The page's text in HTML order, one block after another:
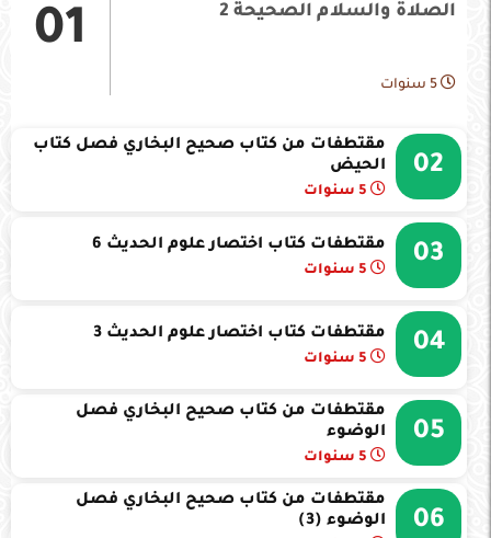
الصلاة والسلام الصحيحة 2
01
02
مقتطفات من كتاب صحيح البخاري فصل كتاب
الحيض
03 مقتطفات كتاب اختصار علوم الحديث 6
04 مقتطفات كتاب اختصار علوم الحديث 3
05
مقتطفات من كتاب صحيح البخاري فصل
الوضوء
06
مقتطفات من كتاب صحيح البخاري فصل
الوضوء (3)